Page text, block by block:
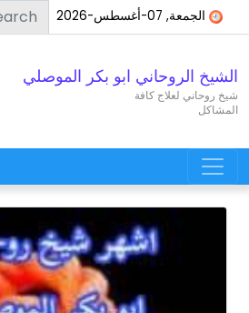
Skip to content
الجمعة, 07-أغسطس-2026 for:
الشيخ الروحاني ابو بكر الموصلي
شيخ روحاني لعلاج كافة
المشاكل
Main Navigation